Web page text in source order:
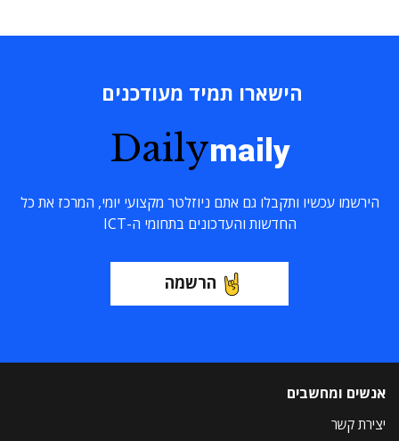
הישארו תמיד מעודכנים
Dailymaily
הירשמו עכשיו ותקבלו גם אתם ניוזלטר מקצועי יומי, המרכז את כל
החדשות והעדכונים בתחומי ה-ICT
הרשמה
אנשים ומחשבים
יצירת קשר